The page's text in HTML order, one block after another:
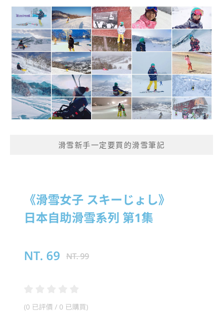
滑雪新手一定要買的滑雪筆記